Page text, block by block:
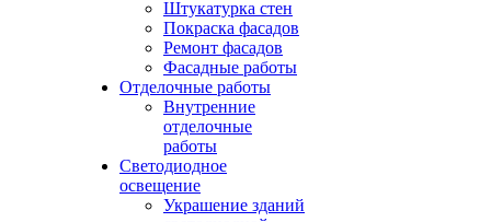
Штукатурка стен
Покраска фасадов
Ремонт фасадов
Фасадные работы
Отделочные работы
Внутренние
отделочные
работы
Светодиодное
освещение
Украшение зданий